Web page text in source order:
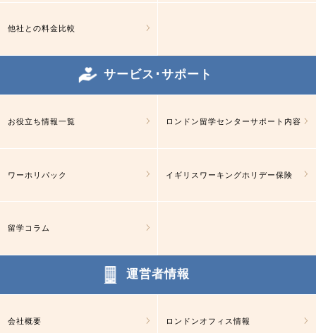
他社との料金比較
サービス･サポート
お役立ち情報一覧 ロンドン留学センターサポート内容
ワーホリパック イギリスワーキングホリデー保険
留学コラム
運営者情報
会社概要 ロンドンオフィス情報